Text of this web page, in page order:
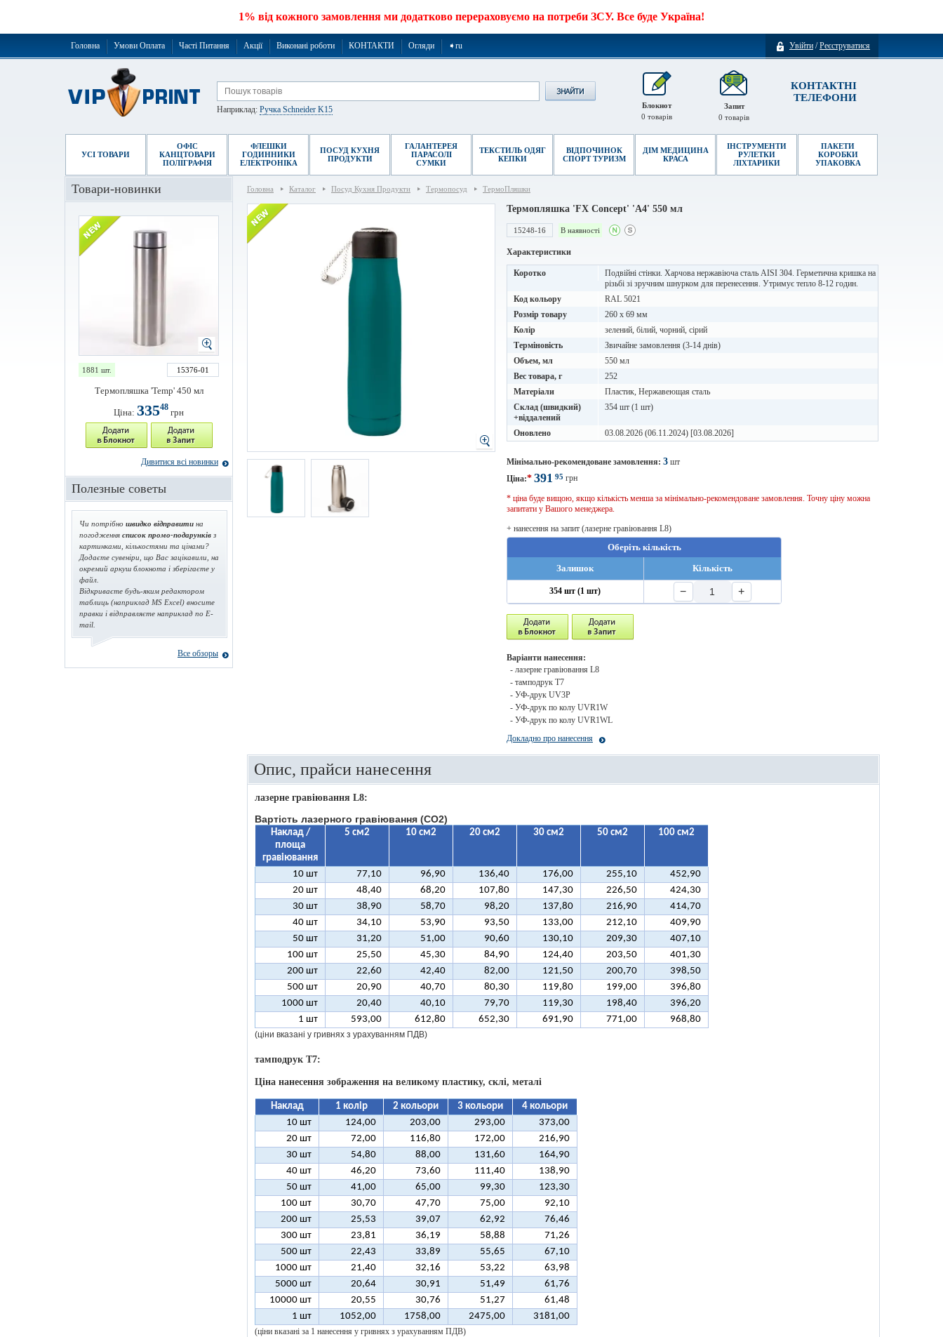
1% від кожного замовлення ми додатково перераховуємо на потреби ЗСУ. Все буде Україна!
Увійти /Реєструватися
Головна Умови Оплата Часті Питання Акції Виконані роботи КОНТАКТИ Огляди ➧ru
КОНТАКТНІ
ТЕЛЕФОНИ
Запит
0 товарів
Наприклад: Ручка Schneider K15
Блокнот
0 товарів
УСІ ТОВАРИ
ОФІС
КАНЦТОВАРИ
ПОЛІГРАФІЯ
ФЛЕШКИ
ГОДИННИКИ
ЕЛЕКТРОНІКА
ПОСУД КУХНЯ
ПРОДУКТИ
ГАЛАНТЕРЕЯ
ПАРАСОЛІ
СУМКИ
ТЕКСТИЛЬ ОДЯГ
КЕПКИ
ВІДПОЧИНОК
СПОРТ ТУРИЗМ
ДІМ МЕДИЦИНА
КРАСА
ІНСТРУМЕНТИ
РУЛЕТКИ
ЛІХТАРИКИ
ПАКЕТИ
КОРОБКИ
УПАКОВКА
Головна Каталог Посуд Кухня Продукти Термопосуд ТермоПляшки
Термопляшка 'FX Concept' 'А4' 550 мл
15248-16 В наявності
Характеристики
Коротко
Подвійні стінки. Харчова нержавіюча сталь AISI 304. Герметична кришка на
різьбі зі зручним шнурком для перенесення. Утримує тепло 8-12 годин.
Код кольору
RAL 5021
Розмір товару
260 х 69 мм
Колір
зелений, білий, чорний, сірий
Терміновість
Звичайне замовлення (3-14 днів)
Объем, мл
550 мл
Вес товара, г
252
Матеріали
Пластик, Нержавеющая сталь
Склад (швидкий)
+віддалений
354 шт (1 шт)
Оновлено 03.08.2026 (06.11.2024) [03.08.2026]
Мінімально-рекомендоване замовлення: 3 шт
Ціна:* 391 95 грн
* ціна буде вищою, якщо кількість менша за мінімально-рекомендоване замовлення. Точну ціну можна
запитати у Вашого менеджера.
+ нанесення на запит (лазерне гравіювання L8)
Оберіть кількість
Залишок
Кількість
354 шт (1 шт) − +
Варіанти нанесення:
- лазерне гравіювання L8
- тамподрук T7
- УФ-друк UV3P
- УФ-друк по колу UVR1W
- УФ-друк по колу UVR1WL
Докладно про нанесення
Опис, прайси нанесення
лазерне гравіювання L8:
Вартість лазерного гравіювання (CO2)
Наклад /
площа
гравіювання
5 см2 10 см2 20 см2 30 см2 50 см2 100 см2
10 шт 77,10 96,90 136,40 176,00 255,10
452,90
20 шт
48,40 68,20 107,80 147,30 226,50
424,30
30 шт
38,90 58,70 98,20 137,80 216,90
414,70
40 шт
34,10 53,90 93,50 133,00 212,10
409,90
50 шт
31,20 51,00 90,60 130,10 209,30
407,10
100 шт
25,50 45,30 84,90 124,40 203,50
401,30
200 шт
22,60 42,40 82,00 121,50 200,70
398,50
500 шт
20,90 40,70 80,30 119,80 199,00
396,80
1000 шт
20,40 40,10 79,70 119,30 198,40
396,20
1 шт
593,00 612,80 652,30 691,90 771,00 968,80
(ціни вказані у гривнях з урахуванням ПДВ)
тамподрук T7:
Ціна нанесення зображення на великому пластику, склі, металі
Наклад 1 колір 2 кольори 3 кольори
4 кольори
10 шт
124,00 203,00 293,00
373,00
20 шт
72,00 116,80 172,00
216,90
30 шт
54,80 88,00 131,60
164,90
40 шт
46,20 73,60 111,40
138,90
50 шт
41,00 65,00 99,30
123,30
100 шт
30,70 47,70 75,00
92,10
200 шт
25,53 39,07 62,92
76,46
300 шт
23,81 36,19 58,88
71,26
500 шт
22,43 33,89 55,65
67,10
1000 шт
21,40 32,16 53,22
63,98
5000 шт
20,64 30,91 51,49
61,76
10000 шт
20,55 30,76 51,27
61,48
1 шт
1052,00 1758,00 2475,00 3181,00
(ціни вказані за 1 нанесення у гривнях з урахуванням ПДВ)
Товари-новинки
1881 шт. 15376-01
Термопляшка 'Temp' 450 мл
Ціна: 33548 грн
Дивитися всі новинки
Полезные советы
Чи потрібно швидко відправити на
погодження список промо-подарунків з
картинками, кількостями та цінами?
Додаєте сувеніри, що Вас зацікавили, на
окремий аркуш блокнота і зберігаєте у
файл.
Відкриваєте будь-яким редактором
таблиць (наприклад MS Excel) вносите
правки і відправляєте наприклад по E-
mail.
Все обзоры